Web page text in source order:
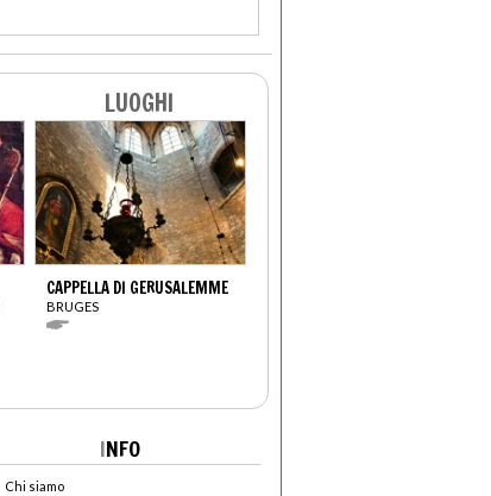
LUOGHI
CAPPELLA DI GERUSALEMME
BRUGES
INFO
Chi siamo